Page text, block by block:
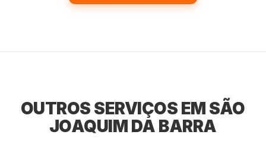
OUTROS SERVIÇOS EM SÃO
JOAQUIM DA BARRA